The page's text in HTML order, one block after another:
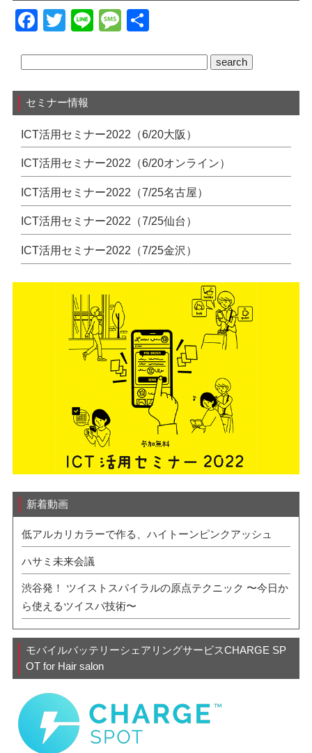
F
c
e
b
o
o
k
T
tt
er
Li
e
M
ss
a
g
e
セミナー情報
ICT活用セミナー2022（6/20大阪）
ICT活用セミナー2022（6/20オンライン）
ICT活用セミナー2022（7/25名古屋）
ICT活用セミナー2022（7/25仙台）
ICT活用セミナー2022（7/25金沢）
新着動画
低アルカリカラーで作る、ハイトーンピンクアッシュ
ハサミ未来会議
渋谷発！ ツイストスパイラルの原点テクニック 〜今日か
ら使えるツイスパ技術〜
モバイルバッテリーシェアリングサービスCHARGE SP
OT for Hair salon